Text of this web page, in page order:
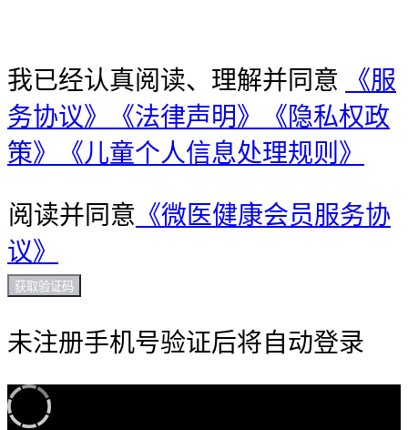
我已经认真阅读、理解并同意
《服
务协议》
《法律声明》
《隐私权政
策》
《儿童个人信息处理规则》
阅读并同意 《微医健康会员服务协
议》
获取验证码
未注册手机号验证后将自动登录